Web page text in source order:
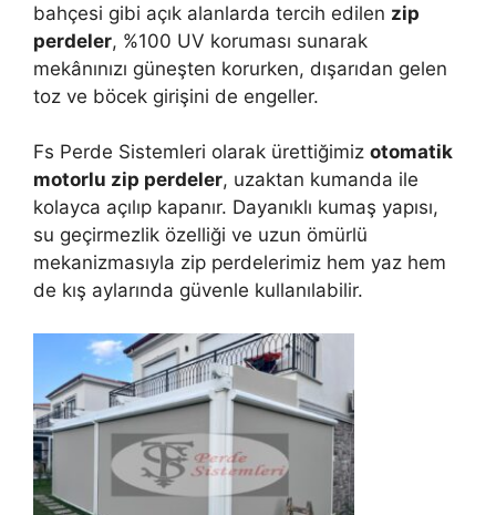
bahçesi gibi açık alanlarda tercih edilen zip
perdeler, %100 UV koruması sunarak
mekânınızı güneşten korurken, dışarıdan gelen
toz ve böcek girişini de engeller.
Fs Perde Sistemleri olarak ürettiğimiz otomatik
motorlu zip perdeler, uzaktan kumanda ile
kolayca açılıp kapanır. Dayanıklı kumaş yapısı,
su geçirmezlik özelliği ve uzun ömürlü
mekanizmasıyla zip perdelerimiz hem yaz hem
de kış aylarında güvenle kullanılabilir.